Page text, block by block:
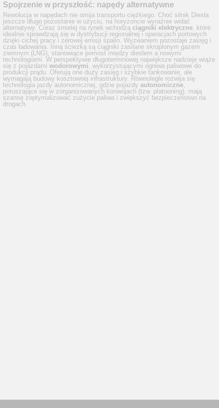
Spojrzenie w przyszłość: napędy alternatywne
Rewolucja w napędach nie omija transportu ciężkiego. Choć silnik Diesla
jeszcze długo pozostanie w użyciu, na horyzoncie wyraźnie widać
alternatywy. Coraz śmielej na rynek wchodzą ciągniki elektryczne, które
idealnie sprawdzają się w dystrybucji regionalnej i operacjach portowych
dzięki cichej pracy i zerowej emisji spalin. Wyzwaniem pozostaje zasięg i
czas ładowania. Inną ścieżką są ciągniki zasilane skroplonym gazem
ziemnym (LNG), stanowiące pomost między dieslem a nowymi
technologiami. W perspektywie długoterminowej największe nadzieje wiąże
się z pojazdami wodorowymi, wykorzystującymi ogniwa paliwowe do
produkcji prądu. Oferują one duży zasięg i szybkie tankowanie, ale
wymagają budowy kosztownej infrastruktury. Równolegle rozwija się
technologia jazdy autonomicznej, gdzie pojazdy autonomiczne,
poruszające się w zorganizowanych konwojach (tzw. platooning), mają
szansę zoptymalizować zużycie paliwa i zwiększyć bezpieczeństwo na
drogach.